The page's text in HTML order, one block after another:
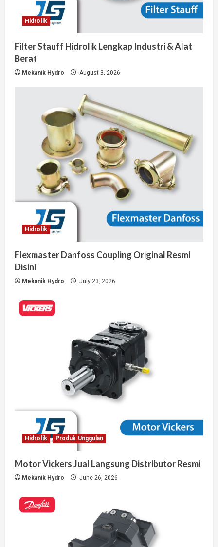
Hidrolik
Filter Stauff Hidrolik Lengkap Industri & Alat
Berat
Mekanik Hydro August 3, 2026
Hidrolik
Flexmaster Danfoss Coupling Original Resmi
Disini
Mekanik Hydro July 23, 2026
Hidrolik Produk Unggulan
Motor Vickers Jual Langsung Distributor Resmi
Mekanik Hydro June 26, 2026